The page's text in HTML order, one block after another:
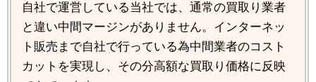
自社で運営している当社では、通常の買取り業者
と違い中間マージンがありません。インターネッ
ト販売まで自社で行っている為中間業者のコスト
カットを実現し、その分高額な買取り価格に反映